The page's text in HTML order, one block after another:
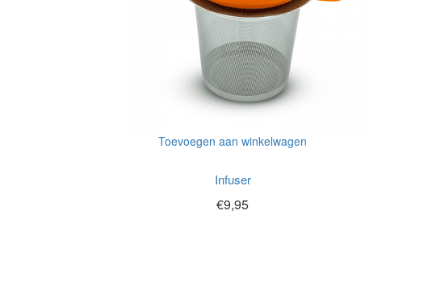
Toevoegen aan winkelwagen
Infuser
€9,95